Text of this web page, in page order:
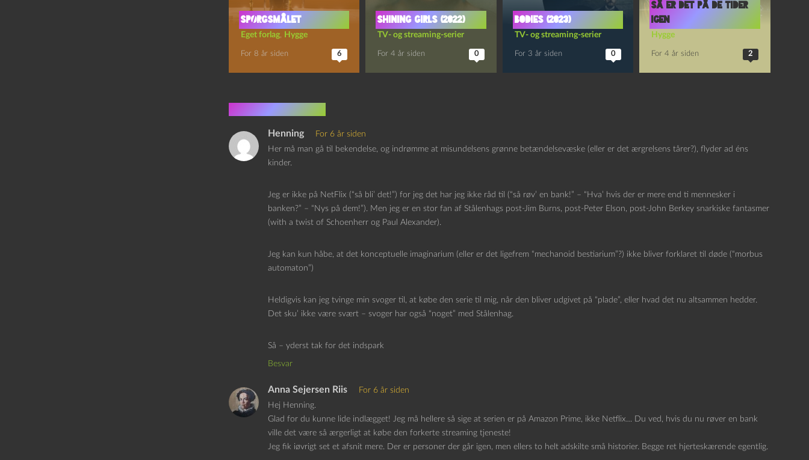
Spørgsmålet
Eget forlag, Hygge
For 8 år siden 6
Shining girls (2022)
TV- og streaming-serier
For 4 år siden 0
Bodies (2023)
TV- og streaming-serier
For 3 år siden 0
Så er det på de tider
igen
Hygge
For 4 år siden 2
Henning
For 6 år siden
Her må man gå til bekendelse, og indrømme at misundelsens grønne betændelsevæske (eller er det ærgrelsens tårer?), flyder ad éns
kinder.
Jeg er ikke på NetFlix (“så bli’ det!”) for jeg det har jeg ikke råd til (“så røv’ en bank!” – “Hva’ hvis der er mere end ti mennesker i
banken?” – “Nys på dem!”). Men jeg er en stor fan af Stålenhags post-Jim Burns, post-Peter Elson, post-John Berkey snarkiske fantasmer
(with a twist of Schoenherr og Paul Alexander).
Jeg kan kun håbe, at det konceptuelle imaginarium (eller er det ligefrem “mechanoid bestiarium”?) ikke bliver forklaret til døde (“morbus
automaton”)
Heldigvis kan jeg tvinge min svoger til, at købe den serie til mig, når den bliver udgivet på “plade”, eller hvad det nu altsammen hedder.
Det sku’ ikke være svært – svoger har også “noget” med Stålenhag.
Så – yderst tak for det indspark
Besvar
Anna Sejersen Riis
For 6 år siden
Hej Henning.
Glad for du kunne lide indlægget! Jeg må hellere så sige at serien er på Amazon Prime, ikke Netflix… Du ved, hvis du nu røver en bank
ville det være så ærgerligt at købe den forkerte streaming tjeneste!
Jeg fik iøvrigt set et afsnit mere. Der er personer der går igen, men ellers to helt adskilte små historier. Begge ret hjerteskærende egentlig.